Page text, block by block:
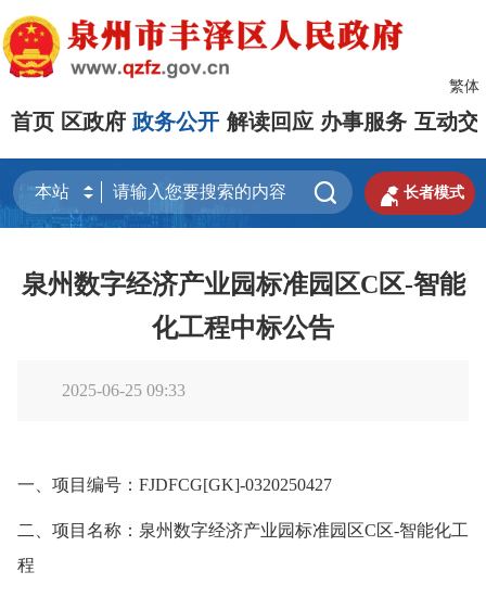
繁体
首页 区政府 政务公开 解读回应 办事服务 互动交
  长者模式
泉州数字经济产业园标准园区C区-智能
化工程中标公告
2025-06-25 09:33
一、项目编号： FJDFCG[GK]-0320250427
二、项目名称：泉州数字经济产业园标准园区C区-智能化工
程